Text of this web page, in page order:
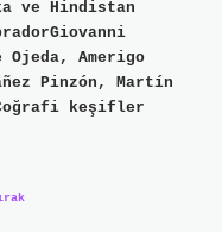
ve Hindistan
Ojeda, Amerigo
Pinzón, Martín
keşifler